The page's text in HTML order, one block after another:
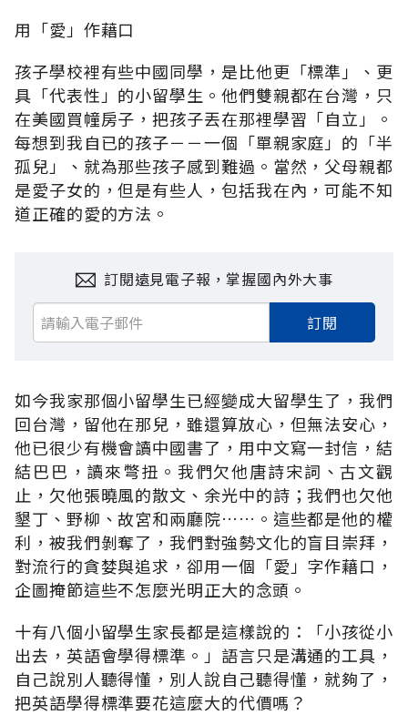
用「愛」作藉口
孩子學校裡有些中國同學，是比他更「標準」、更
具「代表性」的小留學生。他們雙親都在台灣，只
在美國買幢房子，把孩子丟在那裡學習「自立」。
每想到我自已的孩子－－一個「單親家庭」的「半
孤兒」、就為那些孩子感到難過。當然，父母親都
是愛子女的，但是有些人，包括我在內，可能不知
道正確的愛的方法。
訂閱遠見電子報，掌握國內外大事
訂閱
如今我家那個小留學生已經變成大留學生了，我們
回台灣，留他在那兒，雖還算放心，但無法安心，
他已很少有機會讀中國書了，用中文寫一封信，結
結巴巴，讀來彆扭。我們欠他唐詩宋詞、古文觀
止，欠他張曉風的散文、余光中的詩；我們也欠他
墾丁、野柳、故宮和兩廳院……。這些都是他的權
利，被我們剝奪了，我們對強勢文化的盲目崇拜，
對流行的貪婪與追求，卻用一個「愛」字作藉口，
企圖掩節這些不怎麼光明正大的念頭。
十有八個小留學生家長都是這樣說的：「小孩從小
出去，英語會學得標準。」語言只是溝通的工具，
自己說別人聽得懂，別人說自己聽得懂，就夠了，
把英語學得標準要花這麼大的代價嗎？